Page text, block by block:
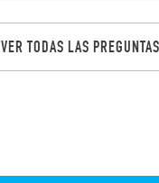
VER TODAS LAS PREGUNTAS